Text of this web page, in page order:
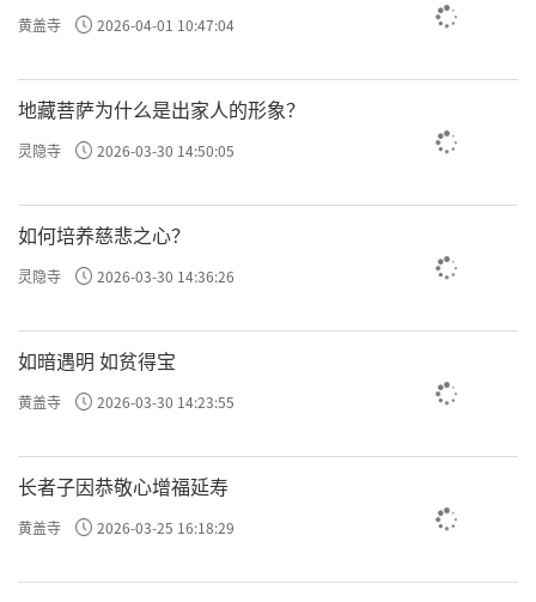
黄盖寺 2026-04-01 10:47:04
地藏菩萨为什么是出家人的形象？
灵隐寺 2026-03-30 14:50:05
如何培养慈悲之心？
灵隐寺 2026-03-30 14:36:26
如暗遇明 如贫得宝
黄盖寺 2026-03-30 14:23:55
长者子因恭敬心增福延寿
黄盖寺 2026-03-25 16:18:29